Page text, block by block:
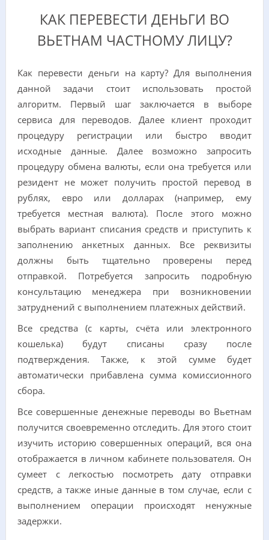
КАК ПЕРЕВЕСТИ ДЕНЬГИ ВО
ВЬЕТНАМ ЧАСТНОМУ ЛИЦУ?
Как перевести деньги на карту? Для выполнения
данной задачи стоит использовать простой
алгоритм. Первый шаг заключается в выборе
сервиса для переводов. Далее клиент проходит
процедуру регистрации или быстро вводит
исходные данные. Далее возможно запросить
процедуру обмена валюты, если она требуется или
резидент не может получить простой перевод в
рублях, евро или долларах (например, ему
требуется местная валюта). После этого можно
выбрать вариант списания средств и приступить к
заполнению анкетных данных. Все реквизиты
должны быть тщательно проверены перед
отправкой. Потребуется запросить подробную
консультацию менеджера при возникновении
затруднений с выполнением платежных действий.
Все средства (с карты, счёта или электронного
кошелька) будут списаны сразу после
подтверждения. Также, к этой сумме будет
автоматически прибавлена сумма комиссионного
сбора.
Все совершенные денежные переводы во Вьетнам
получится своевременно отследить. Для этого стоит
изучить историю совершенных операций, вся она
отображается в личном кабинете пользователя. Он
сумеет с легкостью посмотреть дату отправки
средств, а также иные данные в том случае, если с
выполнением операции происходят ненужные
задержки.